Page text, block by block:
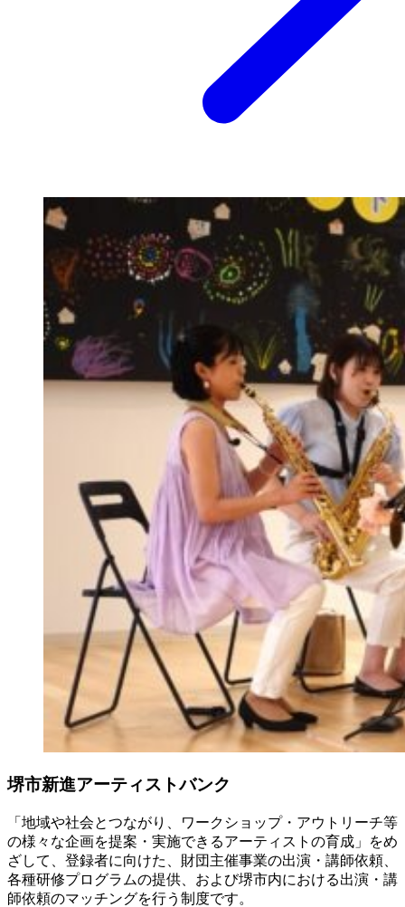
堺市新進アーティストバンク
「地域や社会とつながり、ワークショップ・アウトリーチ等
の様々な企画を提案・実施できるアーティストの育成」をめ
ざして、登録者に向けた、財団主催事業の出演・講師依頼、
各種研修プログラムの提供、および堺市内における出演・講
師依頼のマッチングを行う制度です。